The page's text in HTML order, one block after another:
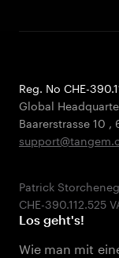
Reg. No CHE-
Global
Baarerstrasse 10 ,
Patrick
Los geht's!
Wie man mit